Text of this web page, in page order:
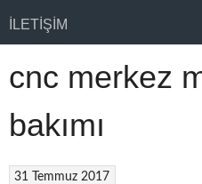
İLETIŞIM
cnc merkez
bakımı
31 Temmuz 2017